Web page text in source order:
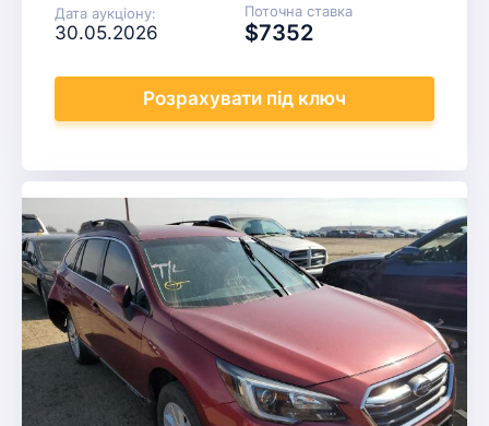
Дата аукціону:
30.05.2026
Поточна ставка
$7352
Розрахувати під ключ